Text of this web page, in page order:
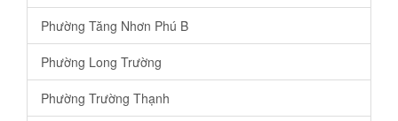
Phường Tăng Nhơn Phú B
Phường Long Trường
Phường Trường Thạnh